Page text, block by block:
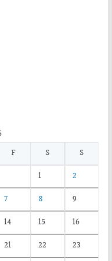
F S
S
1
2
7 8
9
14 15
16
21 22
23